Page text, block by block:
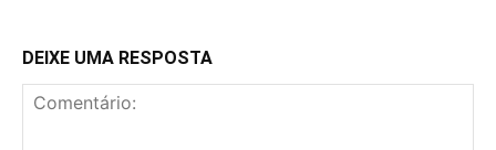
DEIXE UMA RESPOSTA